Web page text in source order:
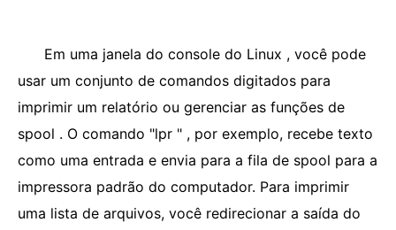
Em uma janela do console do Linux , você pode
usar um conjunto de comandos digitados para
imprimir um relatório ou gerenciar as funções de
spool . O comando "lpr " , por exemplo, recebe texto
como uma entrada e envia para a fila de spool para a
impressora padrão do computador. Para imprimir
uma lista de arquivos, você redirecionar a saída do